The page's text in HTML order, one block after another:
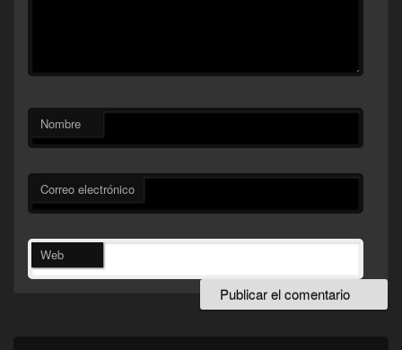
Nombre
Correo electrónico
Web